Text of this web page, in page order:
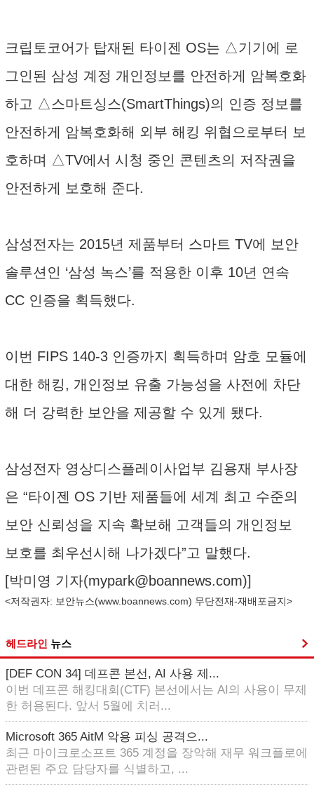
크립토코어가 탑재된 타이젠 OS는 △기기에 로
그인된 삼성 계정 개인정보를 안전하게 암복호화
하고 △스마트싱스(SmartThings)의 인증 정보를
안전하게 암복호화해 외부 해킹 위협으로부터 보
호하며 △TV에서 시청 중인 콘텐츠의 저작권을
안전하게 보호해 준다.
삼성전자는 2015년 제품부터 스마트 TV에 보안
솔루션인 ‘삼성 녹스’를 적용한 이후 10년 연속
CC 인증을 획득했다.
이번 FIPS 140-3 인증까지 획득하며 암호 모듈에
대한 해킹, 개인정보 유출 가능성을 사전에 차단
해 더 강력한 보안을 제공할 수 있게 됐다.
삼성전자 영상디스플레이사업부 김용재 부사장
은 “타이젠 OS 기반 제품들에 세계 최고 수준의
보안 신뢰성을 지속 확보해 고객들의 개인정보
보호를 최우선시해 나가겠다”고 말했다.
[박미영 기자(mypark@boannews.com)]
<저작권자: 보안뉴스(www.boannews.com) 무단전재-재배포금지>
헤드라인 뉴스
[DEF CON 34] 데프콘 본선, AI 사용 제...
이번 데프콘 해킹대회(CTF) 본선에서는 AI의 사용이 무제
한 허용된다. 앞서 5월에 치러...
Microsoft 365 AitM 악용 피싱 공격으...
최근 마이크로소프트 365 계정을 장악해 재무 워크플로에
관련된 주요 담당자를 식별하고, ...